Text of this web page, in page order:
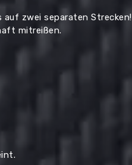
auf zwei separaten Strecken!
mitreißen.